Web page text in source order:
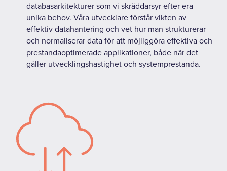
databasarkitekturer som vi skräddarsyr efter era
unika behov. Våra utvecklare förstår vikten av
effektiv datahantering och vet hur man strukturerar
och normaliserar data för att möjliggöra effektiva och
prestandaoptimerade applikationer, både när det
gäller utvecklingshastighet och systemprestanda.